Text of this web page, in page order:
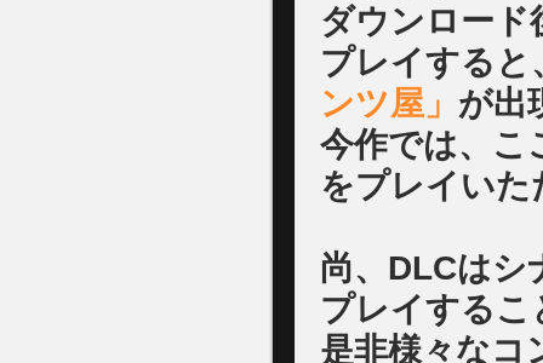
ダウンロード
プレイすると
ンツ屋」 が出
今作では、こ
をプレイい
尚、DLCはシ
プレイする
是非様々なコ